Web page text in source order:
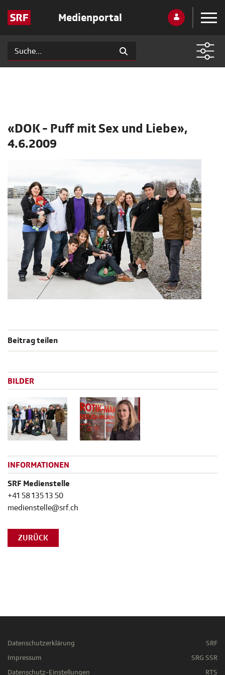
Medienportal
«DOK - Puff mit Sex und Liebe»,
4.6.2009
Beitrag teilen
BILDER
INFORMATIONEN
SRF Medienstelle
+41 58 135 13 50
medienstelle@srf.ch
ZURÜCK
Datenschutzerklärung
Impressum
Datenschutz-Einstellungen
SRF
SRG SSR
RTS